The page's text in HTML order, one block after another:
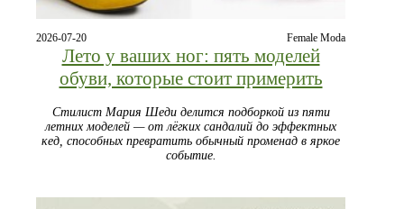
2026-07-20 Female Moda
Лето у ваших ног: пять моделей
обуви, которые стоит примерить
Стилист Мария Шеди делится подборкой из пяти
летних моделей — от лёгких сандалий до эффектных
кед, способных превратить обычный променад в яркое
событие.